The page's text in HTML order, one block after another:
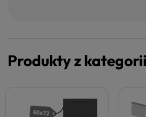
Produkty z kategorii